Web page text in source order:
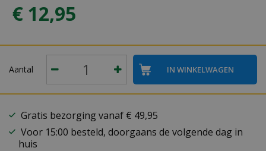
€ 12,95
Aantal
Gratis bezorging vanaf € 49,95
Voor 15:00 besteld, doorgaans de volgende dag in
huis